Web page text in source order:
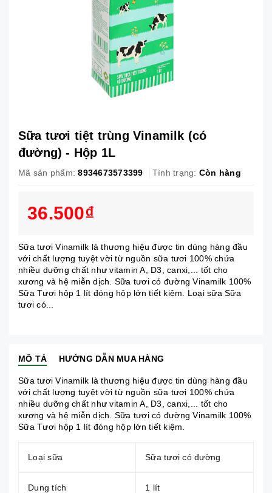
Sữa tươi tiệt trùng Vinamilk (có
đường) - Hộp 1L
Mã sản phẩm: 8934673573399 Tình trạng: Còn hàng
36.500₫
Sữa tươi Vinamilk là thương hiệu được tin dùng hàng đầu
với chất lượng tuyệt vời từ nguồn sữa tươi 100% chứa
nhiều dưỡng chất như vitamin A, D3, canxi,... tốt cho
xương và hệ miễn dịch. Sữa tươi có đường Vinamilk 100%
Sữa Tươi hộp 1 lít đóng hộp lớn tiết kiệm. Loại sữa Sữa
tươi có...
MÔ TẢ HƯỚNG DẪN MUA HÀNG
Sữa tươi Vinamilk là thương hiệu được tin dùng hàng đầu
với chất lượng tuyệt vời từ nguồn sữa tươi 100% chứa
nhiều dưỡng chất như vitamin A, D3, canxi,... tốt cho
xương và hệ miễn dịch. Sữa tươi có đường Vinamilk 100%
Sữa Tươi hộp 1 lít đóng hộp lớn tiết kiệm.
Loại sữa Sữa tươi có đường
Dung tích 1 lít